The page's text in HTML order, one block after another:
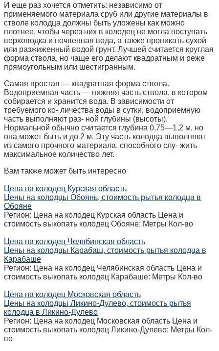
И еще раз хочется отметить: независимо от
применяемого материала сруб или другие материалы в
стволе колодца должны быть уложены как можно
плотнее, чтобы через них в колодец не могла поступать
верховодка и почвенная вода, а также проникать сухой
или разжиженный водой грунт. Лучшей считается круглая
форма ствола, но чаще его делают квадратным и реже
прямоугольным или шестигранным.
Самая простая — квадратная форма ствола.
Водоприемная часть — нижняя часть ствола, в котором
собирается и хранится вода. В зависимости от
требуемого ко- личества воды в сутки, водоприемную
часть выполняют раз- ной глубины (высоты).
Нормальной обычно считается глубина 0,75—1,2 м, но
она может быть и до 2 м. Эту часть колодца выполняют
из самого прочного материала, способного слу- жить
максимальное количество лет.
Вам также может быть интересно
Цена на колодец Курская область
Цены на колодцы Обоянь, стоимость рытья колодца в
Обояне
Регион: Цена на колодец Курская область Цена и
стоимость выкопать колодец Обояне: Метры Кол-во
Цена на колодец Челябинская область
Цены на колодцы Карабаш, стоимость рытья колодца в
Карабаше
Регион: Цена на колодец Челябинская область Цена и
стоимость выкопать колодец Карабаше: Метры Кол-во
Цена на колодец Московская область
Цены на колодцы Ликино-Дулево, стоимость рытья
колодца в Ликино-Дулево
Регион: Цена на колодец Московская область Цена и
стоимость выкопать колодец Ликино-Дулево: Метры Кол-
во